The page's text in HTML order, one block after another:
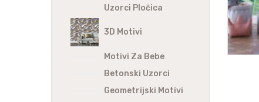
Uzorci Pločica
3D Motivi
Motivi Za Bebe
Betonski Uzorci
Geometrijski Motivi